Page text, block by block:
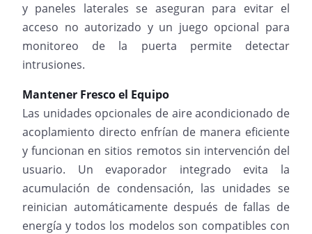
y paneles laterales se aseguran para evitar el
acceso no autorizado y un juego opcional para
monitoreo de la puerta permite detectar
intrusiones.
Mantener Fresco el Equipo
Las unidades opcionales de aire acondicionado de
acoplamiento directo enfrían de manera eficiente
y funcionan en sitios remotos sin intervención del
usuario. Un evaporador integrado evita la
acumulación de condensación, las unidades se
reinician automáticamente después de fallas de
energía y todos los modelos son compatibles con